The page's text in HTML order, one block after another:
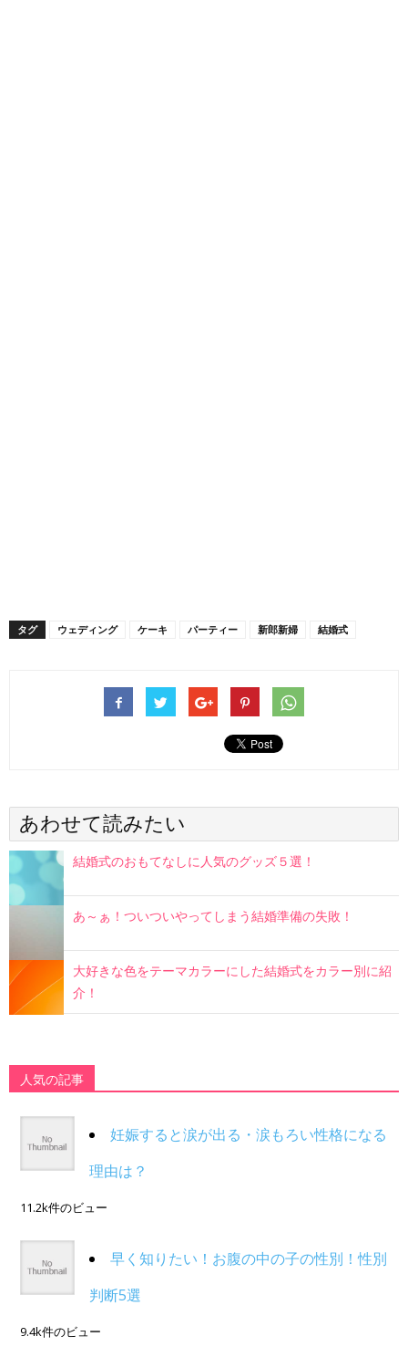
タグ ウェディング ケーキ パーティー 新郎新婦 結婚式
あわせて読みたい
結婚式のおもてなしに人気のグッズ５選！
あ～ぁ！ついついやってしまう結婚準備の失敗！
大好きな色をテーマカラーにした結婚式をカラー別に紹
介！
人気の記事
妊娠すると涙が出る・涙もろい性格になる
理由は？
11.2k件のビュー
早く知りたい！お腹の中の子の性別！性別
判断5選
9.4k件のビュー